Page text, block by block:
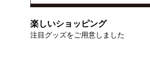
楽しいショッピング
注目グッズをご用意しました